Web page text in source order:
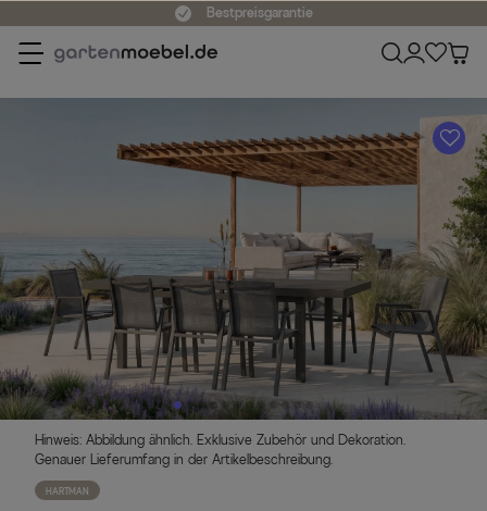
Bestpreisgarantie
A
Hinweis: Abbildung ähnlich. Exklusive Zubehör und Dekoration.
Genauer Lieferumfang in der Artikelbeschreibung.
HARTMAN